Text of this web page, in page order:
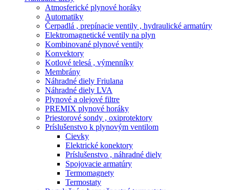
Atmosferické plynové horáky
Automatiky
Čerpadlá , prepínacie ventily , hydraulické armatúry
Elektromagnetické ventily na plyn
Kombinované plynové ventily
Konvektory
Kotlové telesá , výmenníky
Membrány
Náhradné diely Friulana
Náhradné diely LVA
Plynové a olejové filtre
PREMIX plynové horáky
Priestorové sondy , oxiprotektory
Príslušenstvo k plynovým ventilom
Cievky
Elektrické konektory
Príslušenstvo , náhradné diely
Spojovacie armatúry
Termomagnety
Termostaty